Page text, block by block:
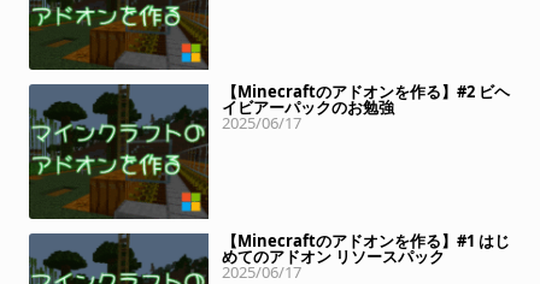
【Minecraftのアドオンを作る】#2 ビヘ
イビアーパックのお勉強
2025/06/17
【Minecraftのアドオンを作る】#1 はじ
めてのアドオン リソースパック
2025/06/17